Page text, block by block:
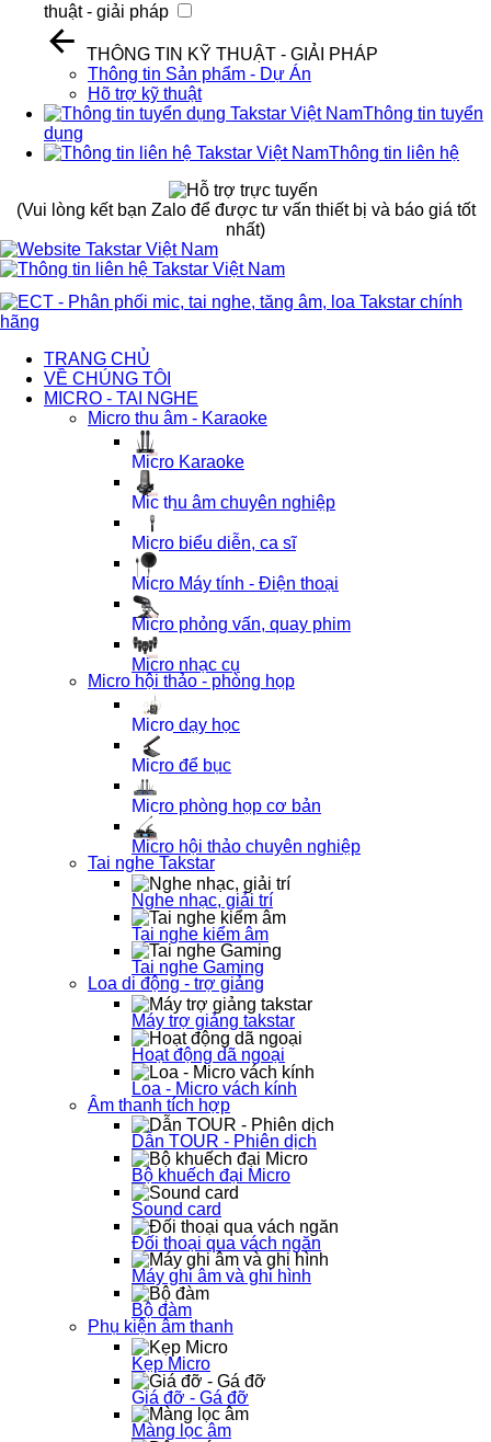
thuật - giải pháp
THÔNG TIN KỸ THUẬT - GIẢI PHÁP
Thông tin Sản phẩm - Dự Án
Hõ trợ kỹ thuật
Thông tin tuyển
dụng
Thông tin liên hệ
(Vui lòng kết bạn Zalo để được tư vấn thiết bị và báo giá tốt
nhất)
TRANG CHỦ
VỀ CHÚNG TÔI
MICRO - TAI NGHE
Micro thu âm - Karaoke
Micro Karaoke
Mic thu âm chuyên nghiệp
Micro biểu diễn, ca sĩ
Micro Máy tính - Điện thoại
Micro phỏng vấn, quay phim
Micro nhạc cụ
Micro hội thảo - phòng họp
Micro dạy học
Micro để bục
Micro phòng họp cơ bản
Micro hội thảo chuyên nghiệp
Tai nghe Takstar
Nghe nhạc, giải trí
Tai nghe kiểm âm
Tai nghe Gaming
Loa di động - trợ giảng
Máy trợ giảng takstar
Hoạt động dã ngoại
Loa - Micro vách kính
Âm thanh tích hợp
Dẫn TOUR - Phiên dịch
Bộ khuếch đại Micro
Sound card
Đối thoại qua vách ngăn
Máy ghi âm và ghi hình
Bộ đàm
Phụ kiện âm thanh
Kẹp Micro
Giá đỡ - Gá đỡ
Màng lọc âm